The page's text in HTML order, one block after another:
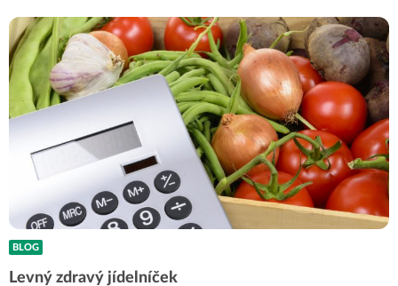
BLOG
Levný zdravý jídelníček